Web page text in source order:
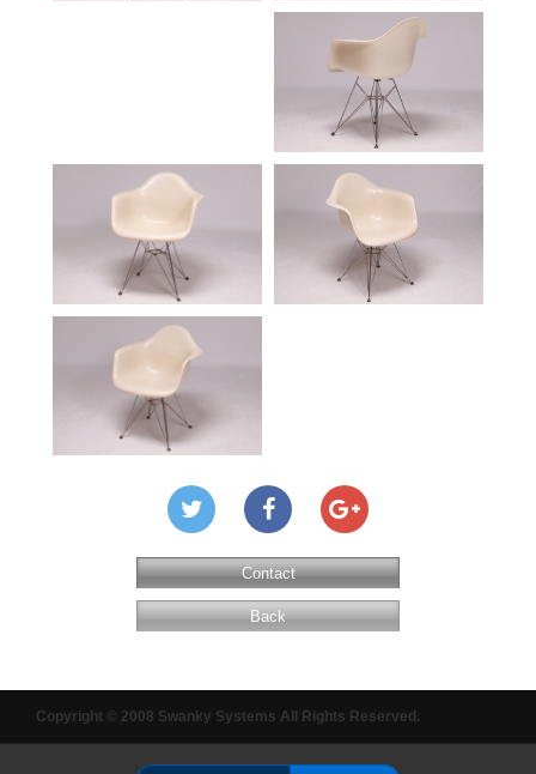
Contact
Back
Copyright © 2008 Swanky Systems All Rights Reserved.